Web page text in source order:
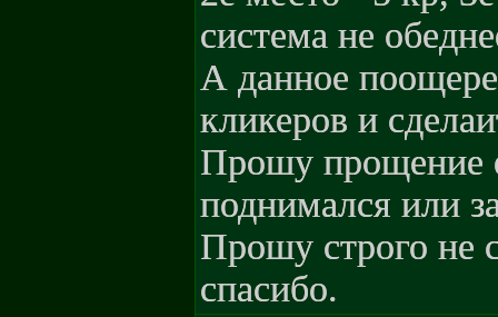
система не
А данное
кликеров и
Прошу прощение
поднимался или
Прошу строго не
спасибо.